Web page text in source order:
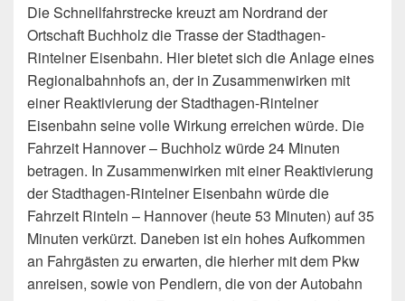
Die Schnellfahrstrecke kreuzt am Nordrand der
Ortschaft Buchholz die Trasse der Stadthagen-
Rintelner Eisenbahn. Hier bietet sich die Anlage eines
Regionalbahnhofs an, der in Zusammenwirken mit
einer Reaktivierung der Stadthagen-Rintelner
Eisenbahn seine volle Wirkung erreichen würde. Die
Fahrzeit Hannover – Buchholz würde 24 Minuten
betragen. In Zusammenwirken mit einer Reaktivierung
der Stadthagen-Rintelner Eisenbahn würde die
Fahrzeit Rinteln – Hannover (heute 53 Minuten) auf 35
Minuten verkürzt. Daneben ist ein hohes Aufkommen
an Fahrgästen zu erwarten, die hierher mit dem Pkw
anreisen, sowie von Pendlern, die von der Autobahn